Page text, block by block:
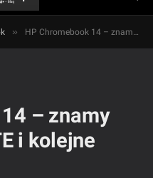
» HP Chromebook 14 – znamy ceny modeli z LTE i kolejne szczegóły
– znamy
i kolejne